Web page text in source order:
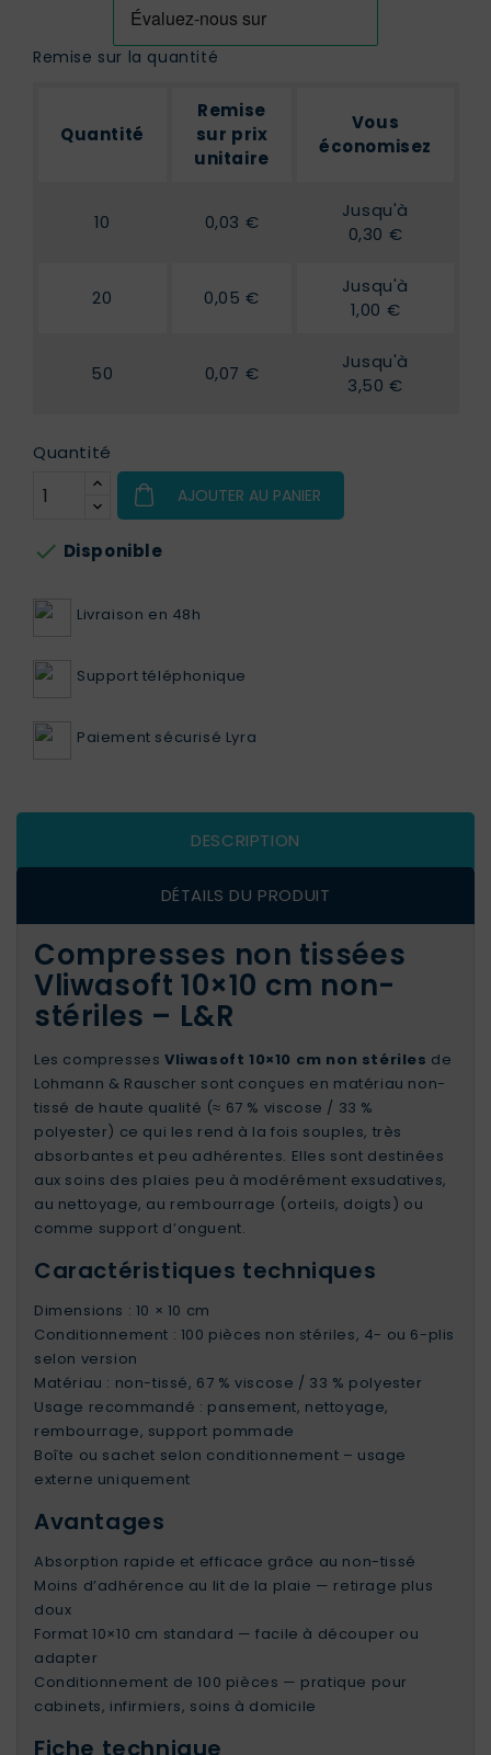
Remise sur la quantité
Quantité
Remise
sur prix
unitaire
Vous
économisez
10 0,03 €
Jusqu'à
0,30 €
20 0,05 €
Jusqu'à
1,00 €
50 0,07 €
Jusqu'à
3,50 €
Quantité
AJOUTER AU PANIER
 Disponible
Livraison en 48h
Support téléphonique
Paiement sécurisé Lyra
DESCRIPTION
DÉTAILS DU PRODUIT
Compresses non tissées
Vliwasoft 10×10 cm non-
stériles – L&R
Les compresses Vliwasoft 10×10 cm non stériles de
Lohmann & Rauscher sont conçues en matériau non-
tissé de haute qualité (≈ 67 % viscose / 33 %
polyester) ce qui les rend à la fois souples, très
absorbantes et peu adhérentes. Elles sont destinées
aux soins des plaies peu à modérément exsudatives,
au nettoyage, au rembourrage (orteils, doigts) ou
comme support d’onguent.
Caractéristiques techniques
Dimensions : 10 × 10 cm
Conditionnement : 100 pièces non stériles, 4- ou 6-plis
selon version
Matériau : non-tissé, 67 % viscose / 33 % polyester
Usage recommandé : pansement, nettoyage,
rembourrage, support pommade
Boîte ou sachet selon conditionnement – usage
externe uniquement
Avantages
Absorption rapide et efficace grâce au non-tissé
Moins d’adhérence au lit de la plaie — retirage plus
doux
Format 10×10 cm standard — facile à découper ou
adapter
Conditionnement de 100 pièces — pratique pour
cabinets, infirmiers, soins à domicile